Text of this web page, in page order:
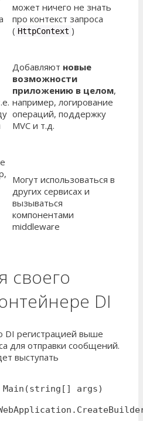
может ничего не знать
про контекст запроса
( HttpContext )
Добавляют новые
возможности
приложению в целом,
например, логирование
операций, поддержку
MVC и т.д.
Могут использоваться в
других сервисах и
вызываться
компонентами
middleware
своего
DI
DI регистрацией выше
для отправки сообщений.
выступать
args)